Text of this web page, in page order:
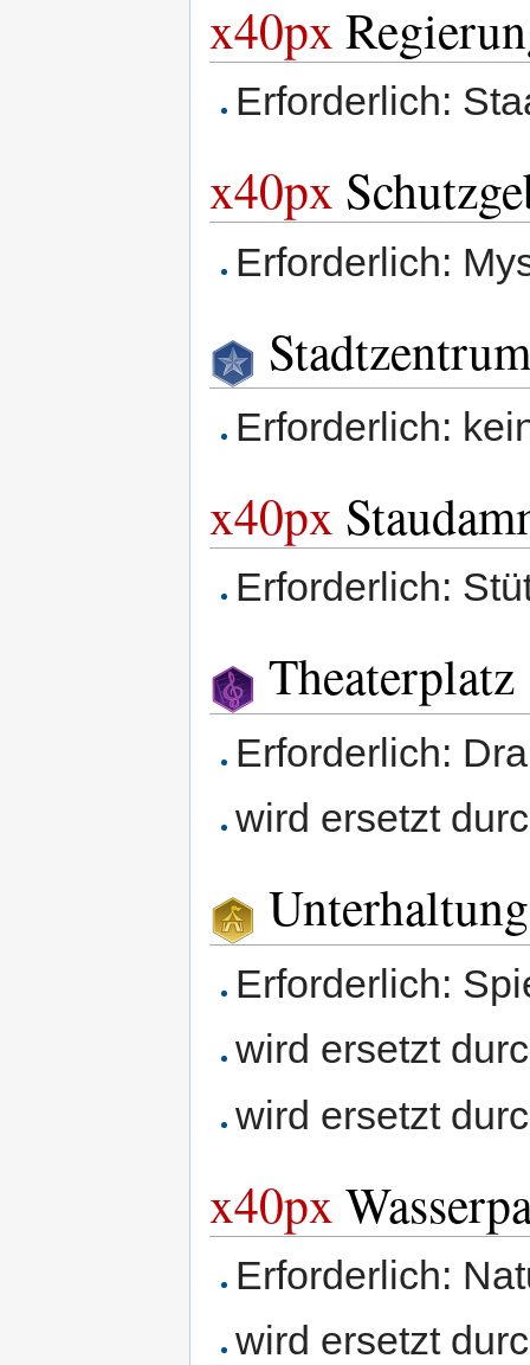
x40px
Erforderlich:
x40px
Erforderlich:
Stadtzentrum
Erforderlich:
x40px
Erforderlich:
Theaterplatz
Erforderlich:
wird ersetzt
Erforderlich:
wird ersetzt
wird ersetzt
x40px
Erforderlich:
wird ersetzt